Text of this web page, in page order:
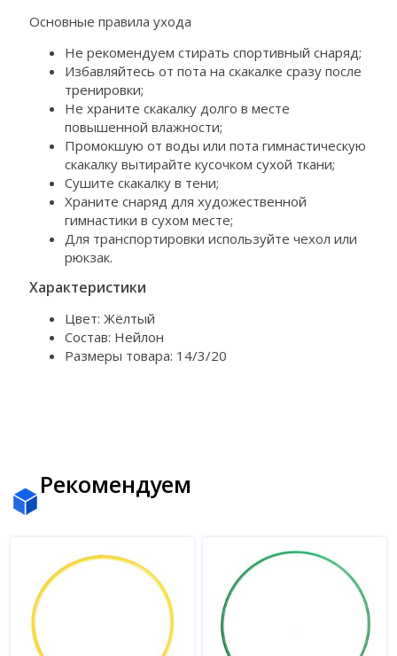
Основные правила ухода
Не рекомендуем стирать спортивный снаряд;
Избавляйтесь от пота на скакалке сразу после
тренировки;
Не храните скакалку долго в месте
повышенной влажности;
Промокшую от воды или пота гимнастическую
скакалку вытирайте кусочком сухой ткани;
Сушите скакалку в тени;
Храните снаряд для художественной
гимнастики в сухом месте;
Для транспортировки используйте чехол или
рюкзак.
Характеристики
Цвет: Жёлтый
Состав: Нейлон
Размеры товара: 14/3/20
Рекомендуем